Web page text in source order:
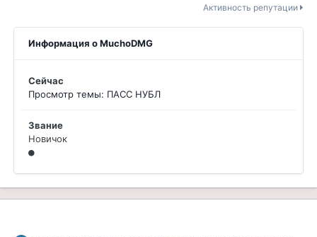
Активность репутации
Информация о MuchoDMG
Сейчас
Просмотр темы: ПАСС НУБЛ
Звание
Новичок